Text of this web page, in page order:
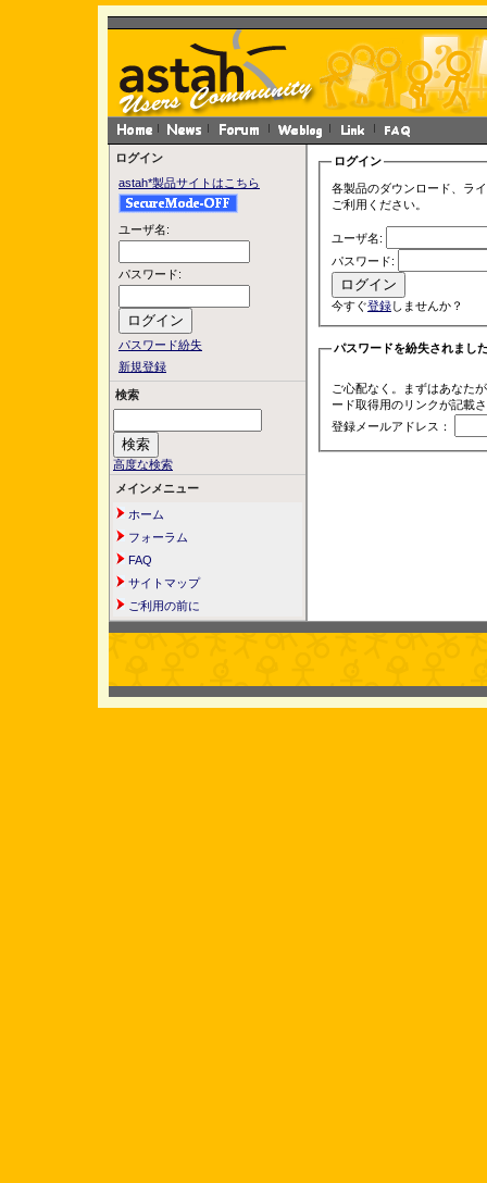
ログイン
astah*製品サイトはこちら
ユーザ名:
パスワード:
パスワード紛失
新規登録
検索
高度な検索
メインメニュー
ホーム
フォーラム
FAQ
サイトマップ
ご利用の前に
ログイン
各製品のダウンロード、ラ
ご利用ください。
ユーザ名:
パスワード:
今すぐ登録しませんか？
パスワードを紛失されまし
ご心配なく。まずはあなた
ード取得用のリンクが記載
登録メールアドレス：